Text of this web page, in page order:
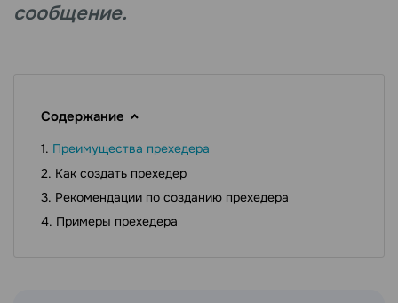
сообщение.
Содержание
Преимущества прехедера
Как создать прехедер
Рекомендации по созданию прехедера
Примеры прехедера